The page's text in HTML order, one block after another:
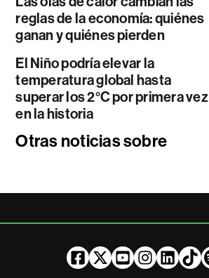
reglas de la economía: quiénes
ganan y quiénes pierden
El Niño podría elevar la
temperatura global hasta
superar los 2°C por primera vez
en la historia
Otras noticias sobre